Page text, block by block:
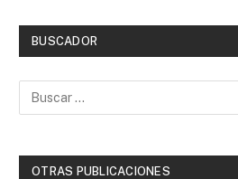
BUSCADOR
OTRAS PUBLICACIONES